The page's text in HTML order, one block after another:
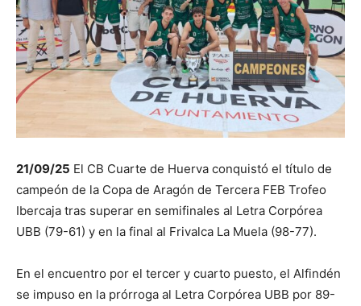
21/09/25 El CB Cuarte de Huerva conquistó el título de
campeón de la Copa de Aragón de Tercera FEB Trofeo
Ibercaja tras superar en semifinales al Letra Corpórea
UBB (79-61) y en la final al Frivalca La Muela (98-77).
En el encuentro por el tercer y cuarto puesto, el Alfindén
se impuso en la prórroga al Letra Corpórea UBB por 89-